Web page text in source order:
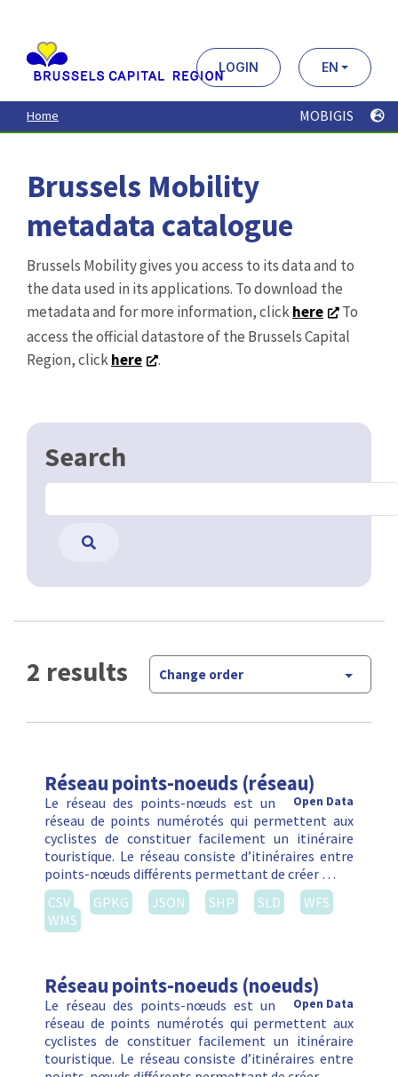
contenu
principal
LOGIN EN
Home MOBIGIS
Brussels Mobility
metadata catalogue
Brussels Mobility gives you access to its data and to
the data used in its applications. To download the
metadata and for more information, clickhere
To
access the official datastore of the Brussels Capital
Region, clickhere .
Search
2 results Change order
Réseau points-noeuds (réseau)
Open Data
Le réseau des points-nœuds est un
réseau de points numérotés qui permettent aux
cyclistes de constituer facilement un itinéraire
touristique. Le réseau consiste d’itinéraires entre
points-nœuds différents permettant de créer …
CSV
GPKG JSON SHP SLD
WFS
WMS
Réseau points-noeuds (noeuds)
Open Data
Le réseau des points-nœuds est un
réseau de points numérotés qui permettent aux
cyclistes de constituer facilement un itinéraire
touristique. Le réseau consiste d’itinéraires entre